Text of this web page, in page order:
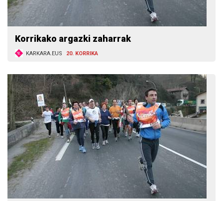
Korrikako argazki zaharrak
KARKARA.EUS 20. KORRIKA